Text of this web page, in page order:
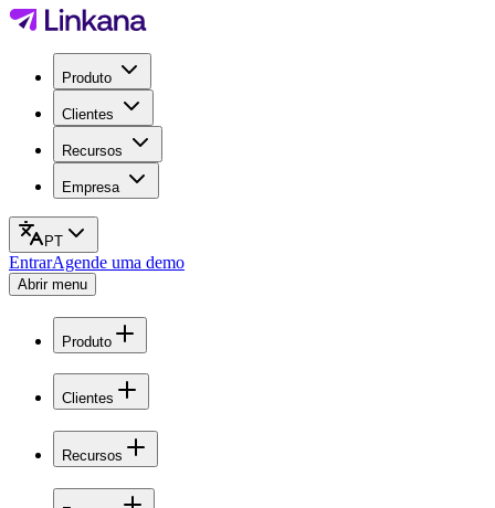
Produto
Clientes
Recursos
Empresa
PT
EntrarAgende uma demo
Abrir menu
Produto
Clientes
Recursos